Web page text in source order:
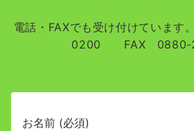
電話・FAXでも受け付けてい
0200 FAX 0880-
お名前 (必須)